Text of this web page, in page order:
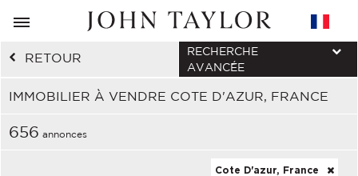
RETOUR
IMMOBILIER À VENDRE COTE D'AZUR, FRANCE
RECHERCHE
AVANCÉE
656 annonces
Cote D'azur, France